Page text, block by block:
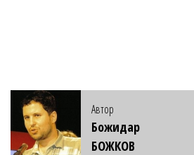
Автор
Божидар
БОЖКОВ